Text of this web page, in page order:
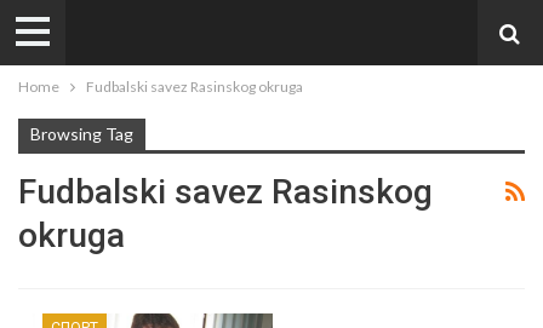
Home Fudbalski savez Rasinskog okruga
Browsing Tag
Fudbalski savez Rasinskog
okruga